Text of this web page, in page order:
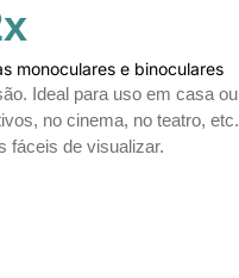
monoculares e binoculares
Ideal para uso em casa ou
no cinema, no teatro, etc.
fáceis de visualizar.